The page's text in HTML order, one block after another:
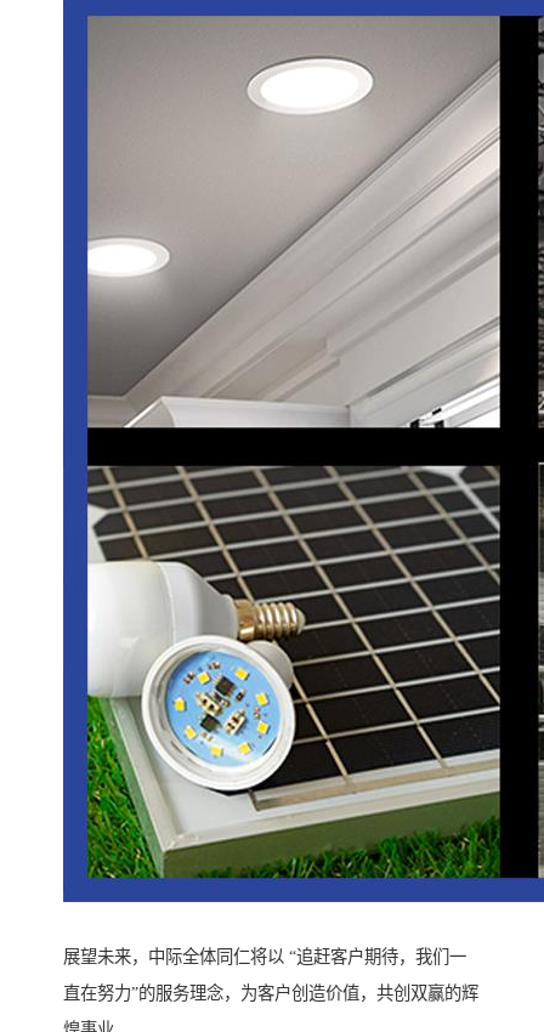
展望未来，中际全体同仁将以 “追赶客户期待，我们一
直在努力”的服务理念，为客户创造价值，共创双赢的辉